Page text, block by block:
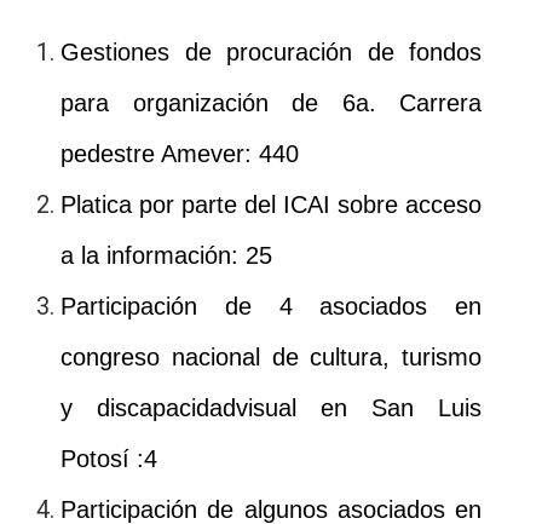
Gestiones de procuración de fondos
para organización de 6a. Carrera
pedestre Amever: 440
Platica por parte del ICAI sobre acceso
a la información: 25
Participación de 4 asociados en
congreso nacional de cultura, turismo
y discapacidadvisual en San Luis
Potosí :4
Participación de algunos asociados en